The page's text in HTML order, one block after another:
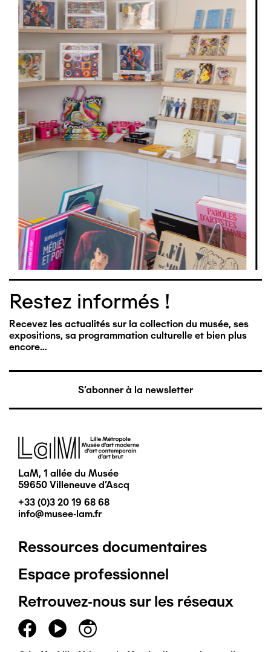
Image
Restez informés !
Recevez les actualités sur la collection du musée, ses
expositions, sa programmation culturelle et bien plus
encore…
S'abonner à la newsletter
Image
LaM, 1 allée du Musée
59650 Villeneuve d'Ascq
+33 (0)3 20 19 68 68
info@musee-lam.fr
Pied
de
page
principal
Ressources documentaires
Espace professionnel
Retrouvez-nous sur les réseaux